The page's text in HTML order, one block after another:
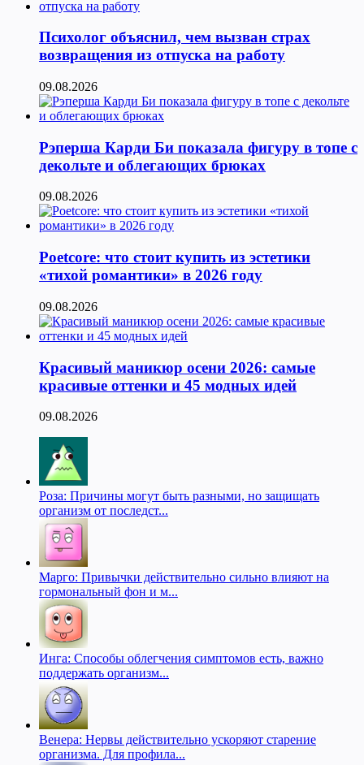
Психолог объяснил, чем вызван страх
возвращения из отпуска на работу
09.08.2026
Рэперша Карди Би показала фигуру в топе с
декольте и облегающих брюках
09.08.2026
Poetcore: что стоит купить из эстетики
«тихой романтики» в 2026 году
09.08.2026
Красивый маникюр осени 2026: самые
красивые оттенки и 45 модных идей
09.08.2026
Роза: Причины могут быть разными, но защищать
организм от последст...
Марго: Привычки действительно сильно влияют на
гормональный фон и м...
Инга: Способы облегчения симптомов есть, важно
поддержать организм...
Венера: Нервы действительно ускоряют старение
организма. Для профила...